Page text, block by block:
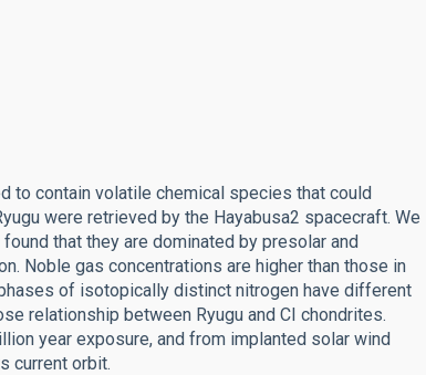
to contain volatile chemical species that could
were retrieved by the Hayabusa2 spacecraft. We
that they are dominated by presolar and
Noble gas concentrations are higher than those in
of isotopically distinct nitrogen have different
relationship between Ryugu and CI chondrites.
year exposure, and from implanted solar wind
current orbit.